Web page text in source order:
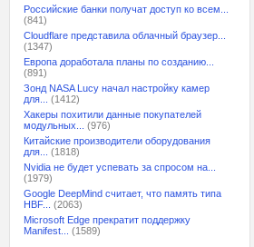
Российские банки получат доступ ко всем...
(841)
Cloudflare представила облачный браузер...
(1347)
Европа доработала планы по созданию...
(891)
Зонд NASA Lucy начал настройку камер
для...
(1412)
Хакеры похитили данные покупателей
модульных...
(976)
Китайские производители оборудования
для...
(1818)
Nvidia не будет успевать за спросом на...
(1979)
Google DeepMind считает, что память типа
HBF...
(2063)
Microsoft Edge прекратит поддержку
Manifest...
(1589)